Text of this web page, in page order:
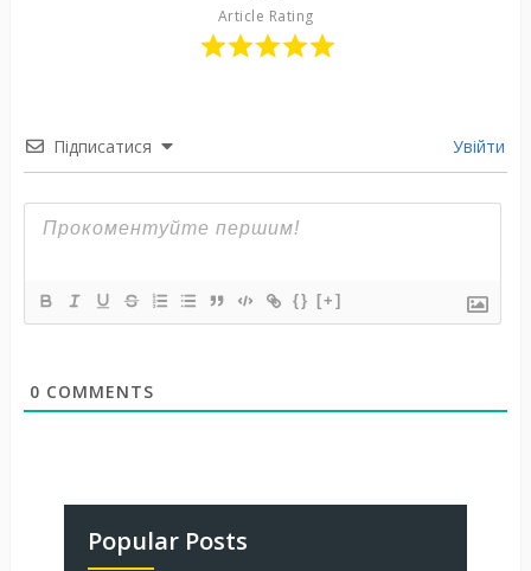
Article Rating
Підписатися Увійти
{} [+]
0 COMMENTS
Popular Posts